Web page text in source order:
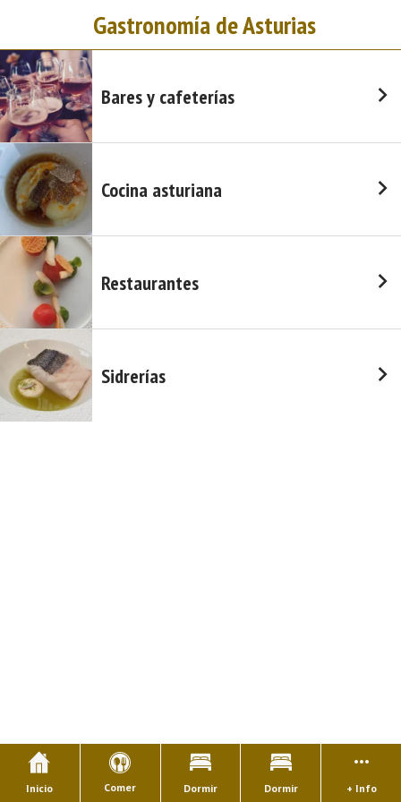
Gastronomía de Asturias
Bares y cafeterías
Cocina asturiana
Restaurantes
Sidrerías
Inicio Comer Dormir Dormir + Info